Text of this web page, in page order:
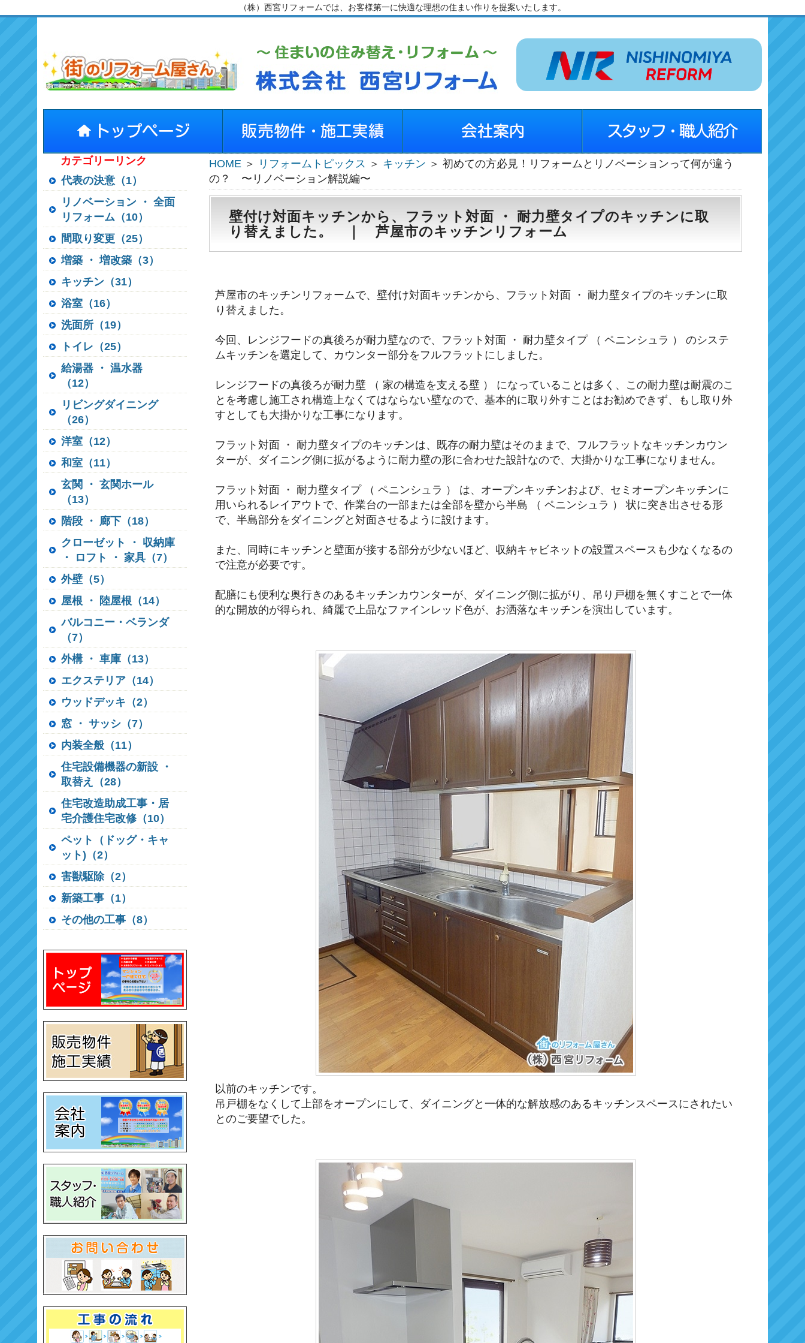
（株）西宮リフォームでは、お客様第一に快適な理想の住まい作りを提案いたします。
HOME ＞ リフォームトピックス ＞ キッチン ＞ 初めての方必見！リフォームとリノベーションって何が違う
の？ 〜リノベーション解説編〜
壁付け対面キッチンから、フラット対面 ・ 耐力壁タイプのキッチンに取
り替えました。 ｜ 芦屋市のキッチンリフォーム
芦屋市のキッチンリフォームで、壁付け対面キッチンから、フラット対面 ・ 耐力壁タイプのキッチンに取
り替えました。
今回、レンジフードの真後ろが耐力壁なので、フラット対面 ・ 耐力壁タイプ （ ペニンシュラ ） のシステ
ムキッチンを選定して、カウンター部分をフルフラットにしました。
レンジフードの真後ろが耐力壁 （ 家の構造を支える壁 ） になっていることは多く、この耐力壁は耐震のこ
とを考慮し施工され構造上なくてはならない壁なので、基本的に取り外すことはお勧めできず、もし取り外
すとしても大掛かりな工事になります。
フラット対面 ・ 耐力壁タイプのキッチンは、既存の耐力壁はそのままで、フルフラットなキッチンカウン
ターが、ダイニング側に拡がるように耐力壁の形に合わせた設計なので、大掛かりな工事になりません。
フラット対面 ・ 耐力壁タイプ （ ペニンシュラ ） は、オープンキッチンおよび、セミオープンキッチンに
用いられるレイアウトで、作業台の一部または全部を壁から半島 （ ペニンシュラ ） 状に突き出させる形
で、半島部分をダイニングと対面させるように設けます。
また、同時にキッチンと壁面が接する部分が少ないほど、収納キャビネットの設置スペースも少なくなるの
で注意が必要です。
配膳にも便利な奥行きのあるキッチンカウンターが、ダイニング側に拡がり、吊り戸棚を無くすことで一体
的な開放的が得られ、綺麗で上品なファインレッド色が、お洒落なキッチンを演出しています。
以前のキッチンです。
吊戸棚をなくして上部をオープンにして、ダイニングと一体的な解放感のあるキッチンスペースにされたい
とのご要望でした。
カテゴリーリンク
代表の決意（1）
リノベーション ・ 全面
リフォーム（10）
間取り変更（25）
増築 ・ 増改築（3）
キッチン（31）
浴室（16）
洗面所（19）
トイレ（25）
給湯器 ・ 温水器
（12）
リビングダイニング
（26）
洋室（12）
和室（11）
玄関 ・ 玄関ホール
（13）
階段 ・ 廊下（18）
クローゼット ・ 収納庫
・ ロフト ・ 家具（7）
外壁（5）
屋根 ・ 陸屋根（14）
バルコニー・ベランダ
（7）
外構 ・ 車庫（13）
エクステリア（14）
ウッドデッキ（2）
窓 ・ サッシ（7）
内装全般（11）
住宅設備機器の新設 ・
取替え（28）
住宅改造助成工事・居
宅介護住宅改修（10）
ペット（ドッグ・キャ
ット)（2）
害獣駆除（2）
新築工事（1）
その他の工事（8）